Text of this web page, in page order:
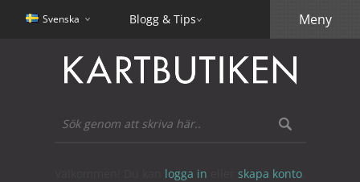
Svenska Blogg & Tips
logga in skapa konto
Meny